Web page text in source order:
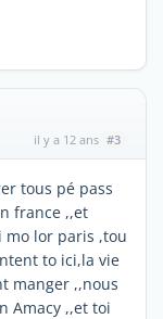
il y a 12 ans #3
tous pé pass
france ,,et
mo lor paris ,tou
to ici,la vie
manger ,,nous
Amacy ,,et toi